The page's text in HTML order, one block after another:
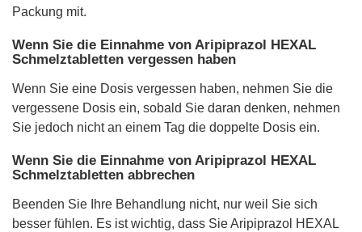
Packung mit.
Wenn Sie die Einnahme von Aripiprazol HEXAL
Schmelztabletten vergessen haben
Wenn Sie eine Dosis vergessen haben, nehmen Sie die
vergessene Dosis ein, sobald Sie daran denken, nehmen
Sie jedoch nicht an einem Tag die doppelte Dosis ein.
Wenn Sie die Einnahme von Aripiprazol HEXAL
Schmelztabletten abbrechen
Beenden Sie Ihre Behandlung nicht, nur weil Sie sich
besser fühlen. Es ist wichtig, dass Sie Aripiprazol HEXAL